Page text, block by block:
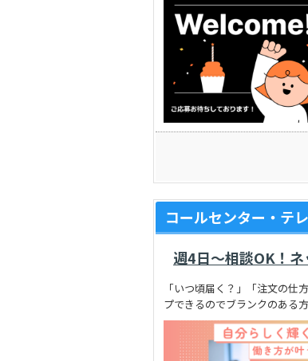
コールセンター・テ
週4日～相談OK！ネ
「いつ頃届く？」「注文の仕
プできるのでブランクのある